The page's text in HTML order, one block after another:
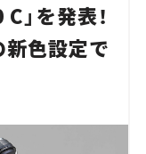
」を発表！
色設定で